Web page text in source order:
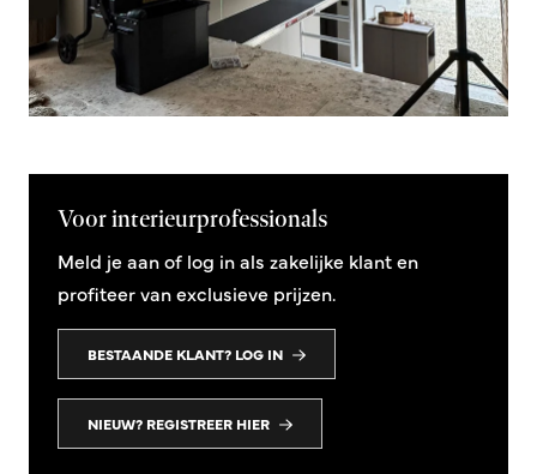
Voor interieurprofessionals
Meld je aan of log in als zakelijke klant en
profiteer van exclusieve prijzen.
BESTAANDE KLANT? LOG IN
NIEUW? REGISTREER HIER